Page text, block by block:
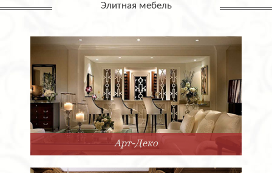
Элитная мебель
Арт-Деко